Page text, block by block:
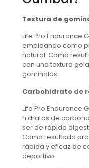
Textura de
Life Pro Endurance
empleando como
natural. Como
con una textura
gominolas.
Carbohidrato de
Life Pro Endurance
hidratos de
ser de rápida
Como resultado
rápida y eficaz de
deportivo.